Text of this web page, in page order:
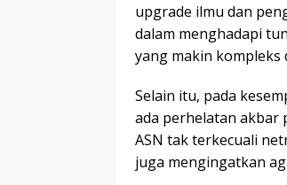
upgrade ilmu dan
dalam menghadapi
yang makin kompleks
Selain itu, pada
ada perhelatan akbar
ASN tak terkecuali
juga mengingatkan